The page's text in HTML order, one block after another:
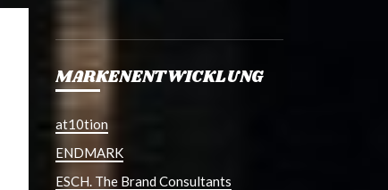
MARKENENTWICKLUNG
at10tion
ENDMARK
ESCH. The Brand Consultants